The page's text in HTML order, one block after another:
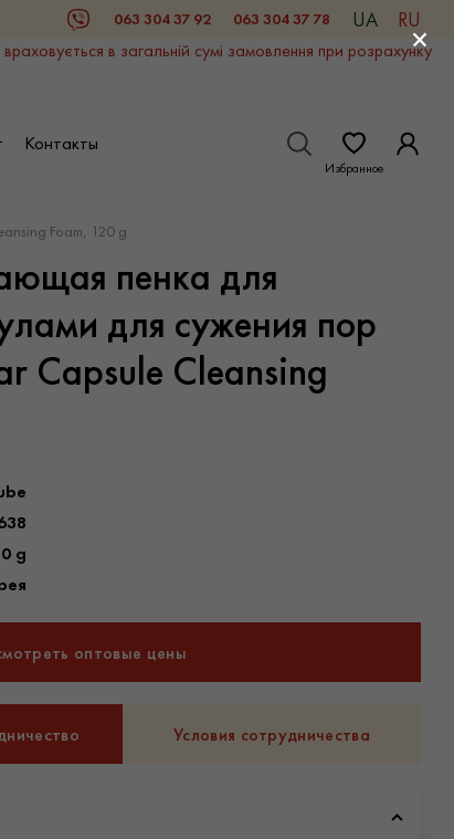
Viber 063 304 37 92 063 304 37 78 UA RU
в загальній сумі замовлення при розрахунку
Контакты
Избранное
Foam, 120 g
пенка для
для сужения пор
Capsule Cleansing
g
оптовые цены
Условия сотрудничества
×